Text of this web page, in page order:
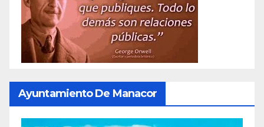
Ayuntamiento De Manacor